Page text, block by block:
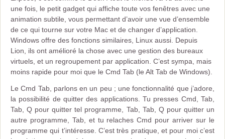
une fois, le petit gadget qui affiche toute vos fenêtres avec une
animation subtile, vous permettant d’avoir une vue d’ensemble
de ce qui tourne sur votre Mac et de changer d’application.
Windows offre des fonctions similaires, Linux aussi. Depuis
Lion, ils ont amélioré la chose avec une gestion des bureaux
virtuels, et un regroupement par application. C’est sympa, mais
moins rapide pour moi que le Cmd Tab (le Alt Tab de Windows).
Le Cmd Tab, parlons en un peu ; une fonctionnalité que j’adore,
la possibilité de quitter des applications. Tu presses Cmd, Tab,
Tab, Q pour quitter tel programme, Tab, Tab, Q pour quitter un
autre programme, Tab, et tu relaches Cmd pour arriver sur le
programme qui t’intéresse. C’est très pratique, et pour moi c’est